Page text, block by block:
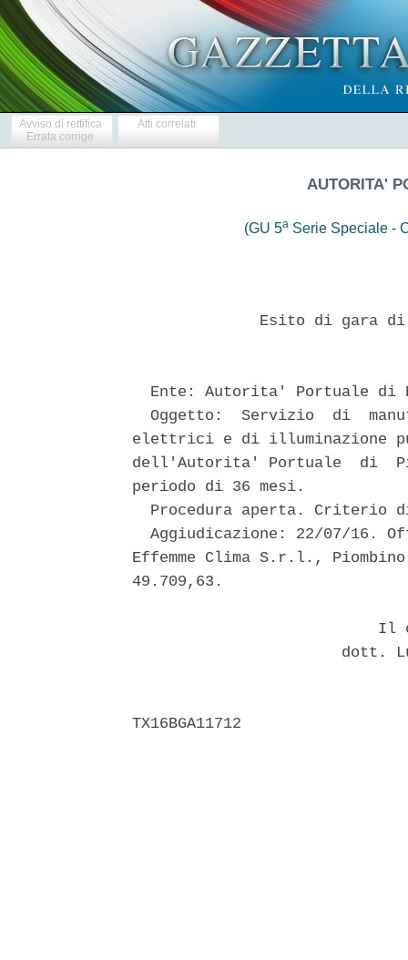
Avviso di rettifica
Errata corrige
Atti correlati
AUTORITA'
(GU 5aSerie Speciale -
Esito di gara
Ente: Autorita' Portuale di
Oggetto:  Servizio  di
elettrici e di illuminazione
dell'Autorita' Portuale  di
periodo di 36 mesi.
Procedura aperta. Criterio
Aggiudicazione: 22/07/16.
Effemme Clima S.r.l.,
49.709,63.
Il
dott.